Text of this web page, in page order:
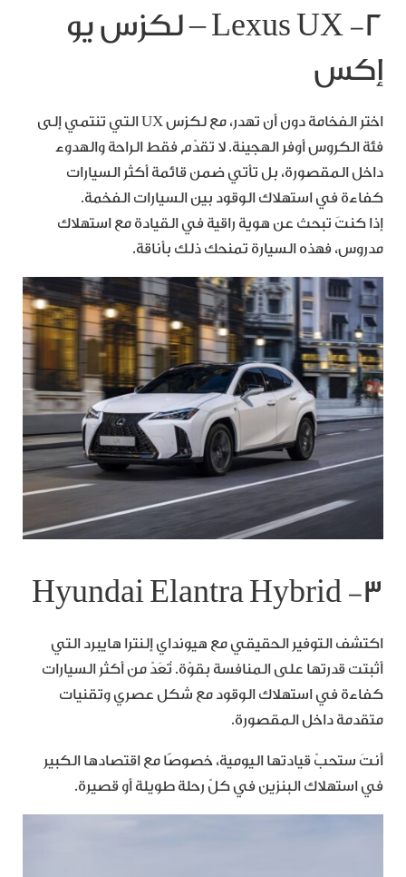
٢- Lexus UX – لكزس يو
إكس
اختر الفخامة دون أن تهدر، مع لكزس UX التي تنتمي إلى
فئة الكروس أوفر الهجينة. لا تقدّم فقط الراحة والهدوء
داخل المقصورة، بل تأتي ضمن قائمة أكثر السيارات
كفاءة في استهلاك الوقود بين السيارات الفخمة.
إذا كنتَ تبحث عن هوية راقية في القيادة مع استهلاك
مدروس، فهذه السيارة تمنحك ذلك بأناقة.
٣- Hyundai Elantra Hybrid
اكتشف التوفير الحقيقي مع هيونداي إلنترا هايبرد التي
أثبتت قدرتها على المنافسة بقوّة. تُعَدّ من أكثر السيارات
كفاءة في استهلاك الوقود مع شكل عصري وتقنيات
متقدمة داخل المقصورة.
أنتَ ستحبّ قيادتها اليومية، خصوصًا مع اقتصادها الكبير
في استهلاك البنزين في كلّ رحلة طويلة أو قصيرة.